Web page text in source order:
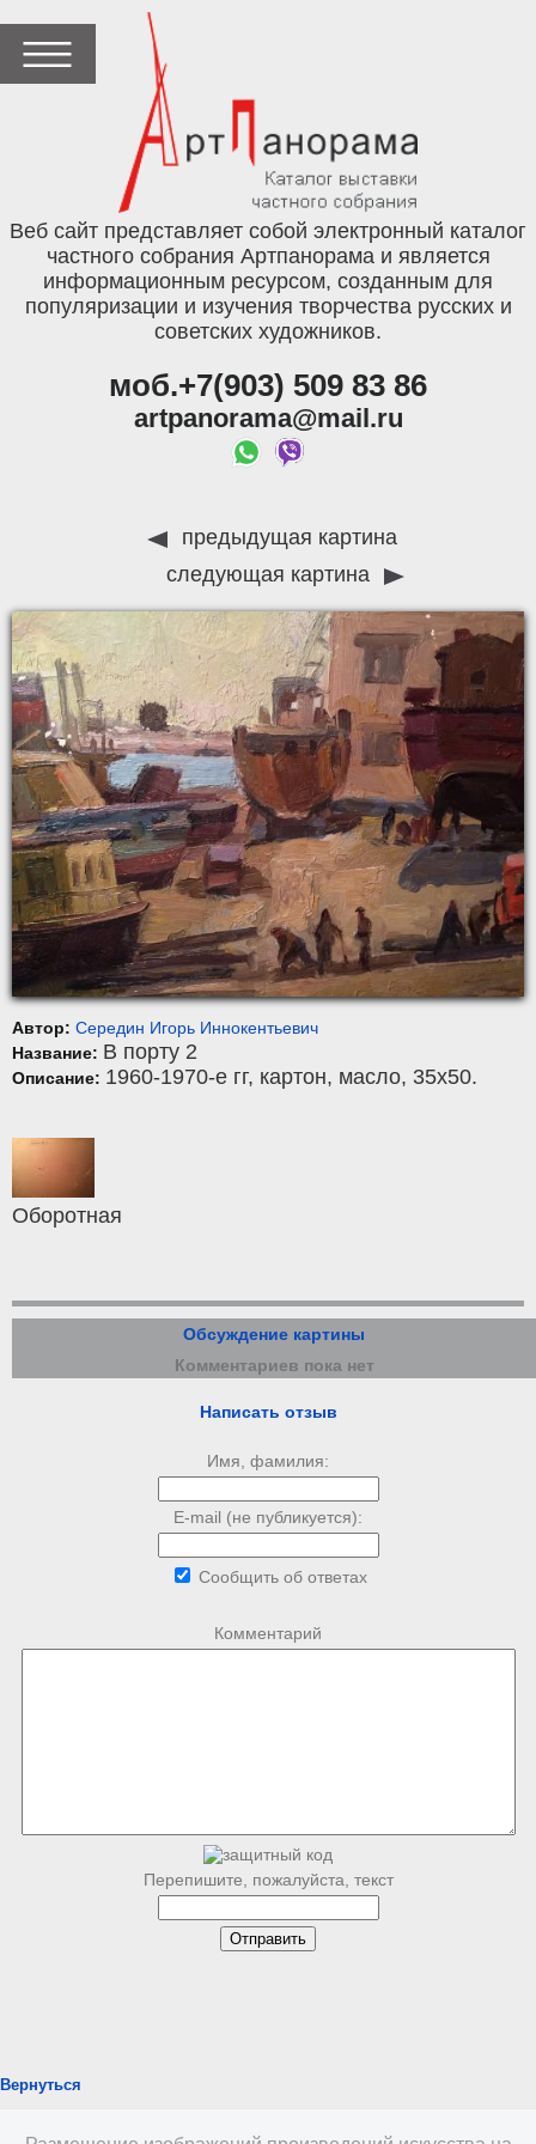
Веб сайт представляет собой электронный каталог
частного собрания Артпанорама и является
информационным ресурсом, созданным для
популяризации и изучения творчества русских и
советских художников.
моб.+7(903) 509 83 86
artpanorama@mail.ru
предыдущая картина
следующая картина
Автор: Середин Игорь Иннокентьевич
Название: В порту 2
Описание: 1960-1970-е гг, картон, масло, 35x50.
Оборотная
Обсуждение картины
Комментариев пока нет
Написать отзыв
Имя, фамилия:
E-mail (не публикуется):
Сообщить об ответах
Комментарий
Перепишите, пожалуйста, текст
Вернуться